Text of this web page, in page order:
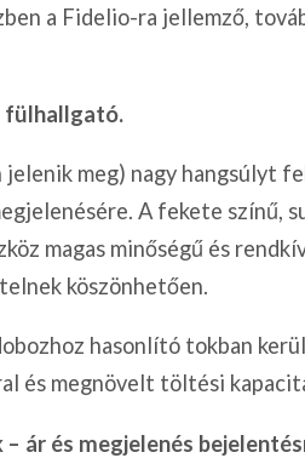
a Fidelio-ra jellemző,
fülhallgató.
jelenik meg) nagy hangsúlyt
A fekete színű,
magas minőségű és
köszönhetően.
hasonlító tokban
és megnövelt töltési
ár és megjelenés